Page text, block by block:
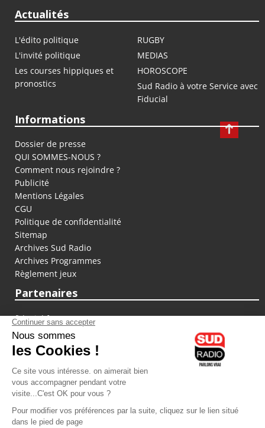
Actualités
L'édito politique
RUGBY
L'invité politique
MEDIAS
Les courses hippiques et
pronostics
HOROSCOPE
Sud Radio à votre Service avec
Fiducial
Informations
Dossier de presse
QUI SOMMES-NOUS ?
Comment nous rejoindre ?
Publicité
Mentions Légales
CGU
Politique de confidentialité
Sitemap
Archives Sud Radio
Archives Programmes
Règlement jeux
Partenaires
fiducial.fr
lyoncapitale.fr
olympique-et-lyonnais.com
L'application Iphone / Android
Téléchargez l'application